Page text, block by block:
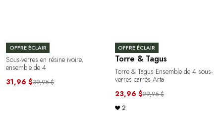
OFFRE ÉCLAIR
Sous-verres en résine ivoire,
ensemble de 4
31,96 $39,95 $
OFFRE ÉCLAIR
Torre & Tagus
Torre & Tagus Ensemble de 4 sous-
verres carrés Arta
23,96 $29,95 $
2